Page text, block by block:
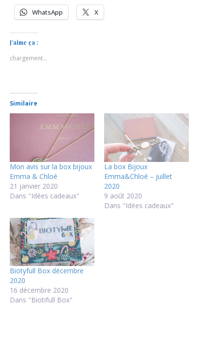
WhatsApp X
J’aime ça :
chargement…
Similaire
Mon avis sur la box bijoux
Emma & Chloé
21 janvier 2020
Dans "Idées cadeaux"
La box Bijoux
Emma&Chloé – juillet
2020
9 août 2020
Dans "Idées cadeaux"
Biotyfull Box décembre
2020
16 décembre 2020
Dans "Biotifull Box"